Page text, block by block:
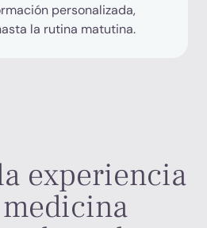
personalizada,
la rutina matutina.
experiencia